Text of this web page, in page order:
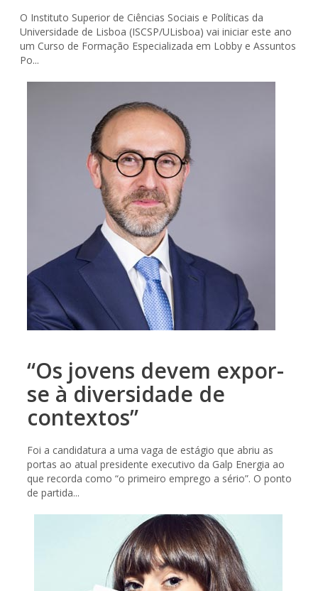
O Instituto Superior de Ciências Sociais e Políticas da
Universidade de Lisboa (ISCSP/ULisboa) vai iniciar este ano
um Curso de Formação Especializada em Lobby e Assuntos
Po...
“Os jovens devem expor-
se à diversidade de
contextos”
Foi a candidatura a uma vaga de estágio que abriu as
portas ao atual presidente executivo da Galp Energia ao
que recorda como “o primeiro emprego a sério”. O ponto
de partida...